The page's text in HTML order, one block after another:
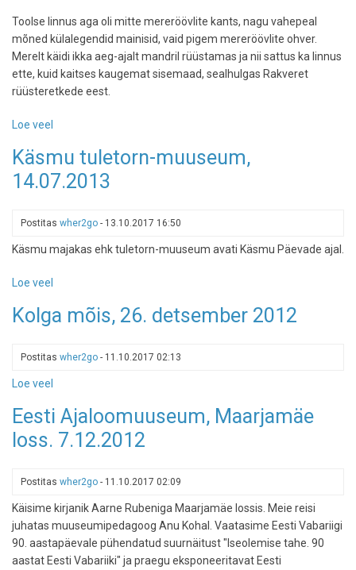
Toolse linnus aga oli mitte mereröövlite kants, nagu vahepeal
mõned külalegendid mainisid, vaid pigem mereröövlite ohver.
Merelt käidi ikka aeg-ajalt mandril rüüstamas ja nii sattus ka linnus
ette, kuid kaitses kaugemat sisemaad, sealhulgas Rakveret
rüüsteretkede eest.
Loe veel
ordulinnus
-
Käsmu tuletorn-muuseum,
14.07.2013
Postitas wher2go - 13.10.2017 16:50
Käsmu majakas ehk tuletorn-muuseum avati Käsmu Päevade ajal.
Loe veel
tuletorn-
14.07.2013
Kolga mõis, 26. detsember 2012
Postitas wher2go - 11.10.2017 02:13
Loe veel
mõis,
26.
Eesti Ajaloomuuseum, Maarjamäe
loss. 7.12.2012
Postitas wher2go - 11.10.2017 02:09
Käisime kirjanik Aarne Rubeniga Maarjamäe lossis. Meie reisi
juhatas muuseumipedagoog Anu Kohal. Vaatasime Eesti Vabariigi
90. aastapäevale pühendatud suurnäitust "Iseolemise tahe. 90
aastat Eesti Vabariiki" ja praegu eksponeeritavat Eesti